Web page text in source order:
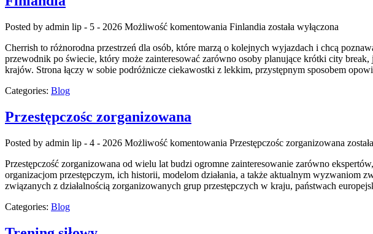
Posted by admin lip - 5 - 2026 Możliwość komentowania Finlandia została wyłączona
Cherrish to różnorodna przestrzeń dla osób, które marzą o kolejnych wyjazdach i chcą
przewodnik po świecie, który może zainteresować zarówno osoby planujące krótki city
krajów. Strona łączy w sobie podróżnicze ciekawostki z lekkim, przystępnym sposobem
Categories: Blog
Przestępczośc zorganizowana
Posted by admin lip - 4 - 2026 Możliwość komentowania Przestępczośc zorganizowana
Przestępczość zorganizowana od wielu lat budzi ogromne zainteresowanie zarówno
organizacjom przestępczym, ich historii, modelom działania, a także aktualnym wyzwaniom
związanych z działalnością zorganizowanych grup przestępczych w kraju, państwach
Categories: Blog